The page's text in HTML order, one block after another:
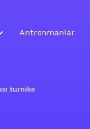
Antrenmanlar
turnike